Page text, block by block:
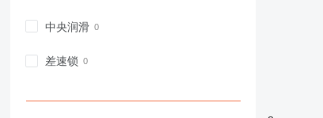
中央润滑
差速锁